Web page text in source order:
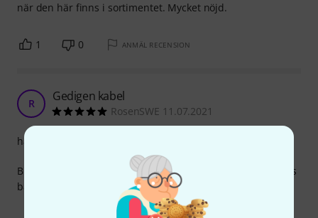
när den här finns i sortimentet. Mycket nöjd.
1 0 ANMÄL RECENSION
R Gedigen kabel
RosenSWE 11.07.2021
Bra budgetkabel med solida anslutningar. Rekommenderas
både för priset och för var man får. Bra köp!
hantverkskvalitet